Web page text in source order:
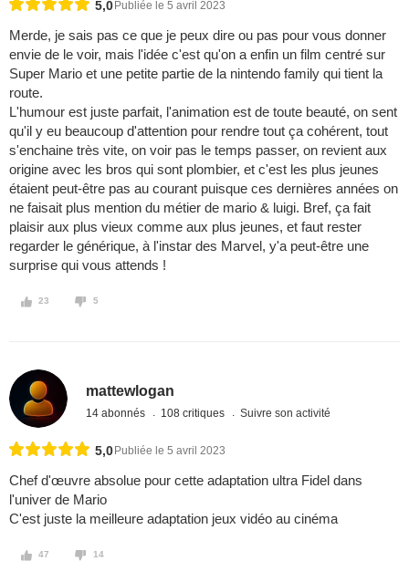
5,0 Publiée le 5 avril 2023
Merde, je sais pas ce que je peux dire ou pas pour vous donner
envie de le voir, mais l'idée c'est qu'on a enfin un film centré sur
Super Mario et une petite partie de la nintendo family qui tient la
route.
L'humour est juste parfait, l'animation est de toute beauté, on sent
qu'il y eu beaucoup d'attention pour rendre tout ça cohérent, tout
s'enchaine très vite, on voir pas le temps passer, on revient aux
origine avec les bros qui sont plombier, et c'est les plus jeunes
étaient peut-être pas au courant puisque ces dernières années on
ne faisait plus mention du métier de mario & luigi. Bref, ça fait
plaisir aux plus vieux comme aux plus jeunes, et faut rester
regarder le générique, à l'instar des Marvel, y'a peut-être une
surprise qui vous attends !
23 5
mattewlogan
14 abonnés 108 critiques Suivre son activité
5,0 Publiée le 5 avril 2023
Chef d'œuvre absolue pour cette adaptation ultra Fidel dans
l'univer de Mario
C'est juste la meilleure adaptation jeux vidéo au cinéma
47 14